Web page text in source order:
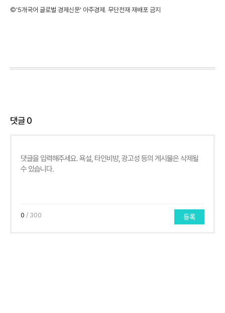
©'5개국어 글로벌 경제신문' 아주경제. 무단전재·재배포 금지
댓글0
0 / 300 등록